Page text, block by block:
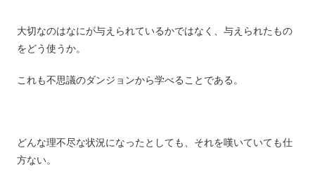
大切なのはなにが与えられているかではなく、与えられたもの
をどう使うか。
これも不思議のダンジョンから学べることである。
どんな理不尽な状況になったとしても、それを嘆いていても仕
方ない。